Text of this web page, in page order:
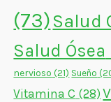
(73)Salud
Salud Ósea
nervioso (21) Sueño
Vitamina C (28)